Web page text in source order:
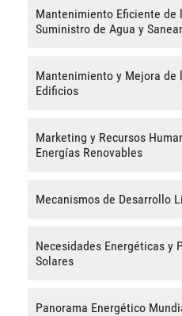
Mantenimiento Eficiente de
Suministro de Agua y
Mantenimiento y Mejora de
Edificios
Marketing y Recursos
Energías Renovables
Mecanismos de Desarrollo
Necesidades Energéticas y
Solares
Panorama Energético